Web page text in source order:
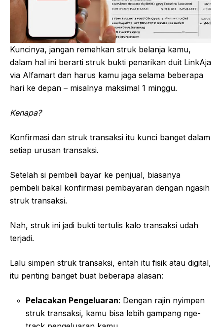
Kuncinya, jangan remehkan struk belanja kamu,
dalam hal ini berarti struk bukti penarikan duit LinkAja
via Alfamart dan harus kamu jaga selama beberapa
hari ke depan – misalnya maksimal 1 minggu.
Kenapa?
Konfirmasi dan struk transaksi itu kunci banget dalam
setiap urusan transaksi.
Setelah si pembeli bayar ke penjual, biasanya
pembeli bakal konfirmasi pembayaran dengan ngasih
struk transaksi.
Nah, struk ini jadi bukti tertulis kalo transaksi udah
terjadi.
Lalu simpen struk transaksi, entah itu fisik atau digital,
itu penting banget buat beberapa alasan:
Pelacakan Pengeluaran: Dengan rajin nyimpen
struk transaksi, kamu bisa lebih gampang nge-